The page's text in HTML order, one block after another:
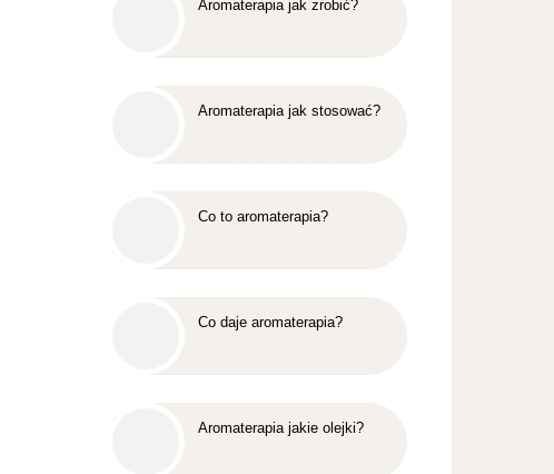
Aromaterapia jak zrobić?
Aromaterapia jak stosować?
Co to aromaterapia?
Co daje aromaterapia?
Aromaterapia jakie olejki?